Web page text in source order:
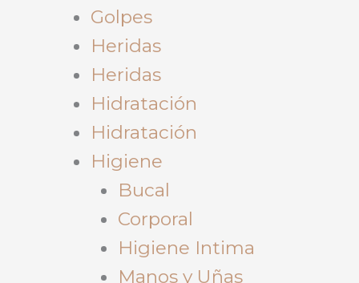
Golpes
Heridas
Heridas
Hidratación
Hidratación
Higiene
Bucal
Corporal
Higiene Intima
Manos y Uñas